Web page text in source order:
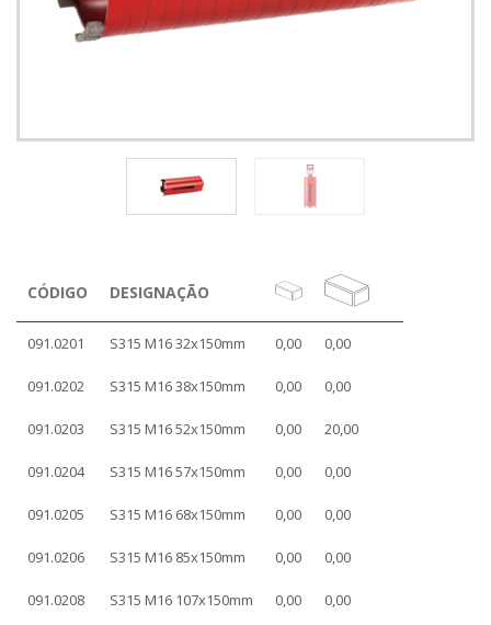
CÓDIGO DESIGNAÇÃO
091.0201 S315 M16 32x150mm 0,00 0,00
091.0202 S315 M16 38x150mm 0,00 0,00
091.0203 S315 M16 52x150mm 0,00 20,00
091.0204 S315 M16 57x150mm 0,00 0,00
091.0205 S315 M16 68x150mm 0,00 0,00
091.0206 S315 M16 85x150mm 0,00 0,00
091.0208 S315 M16 107x150mm 0,00 0,00